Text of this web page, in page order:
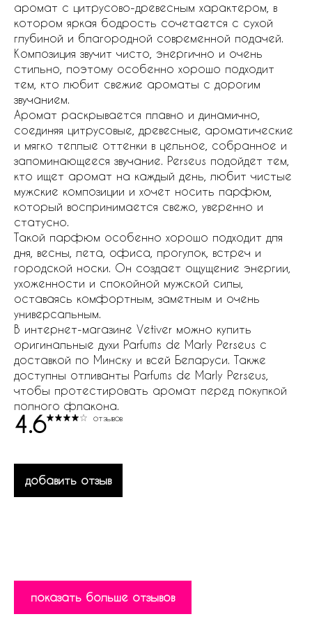
аромат с цитрусово-древесным характером, в
котором яркая бодрость сочетается с сухой
глубиной и благородной современной подачей.
Композиция звучит чисто, энергично и очень
стильно, поэтому особенно хорошо подходит
тем, кто любит свежие ароматы с дорогим
звучанием.
Аромат раскрывается плавно и динамично,
соединяя цитрусовые, древесные, ароматические
и мягко теплые оттенки в цельное, собранное и
запоминающееся звучание. Perseus подойдет тем,
кто ищет аромат на каждый день, любит чистые
мужские композиции и хочет носить парфюм,
который воспринимается свежо, уверенно и
статусно.
Такой парфюм особенно хорошо подходит для
дня, весны, лета, офиса, прогулок, встреч и
городской носки. Он создает ощущение энергии,
ухоженности и спокойной мужской силы,
оставаясь комфортным, заметным и очень
универсальным.
В интернет-магазине Vetiver можно купить
оригинальные духи Parfums de Marly Perseus с
доставкой по Минску и всей Беларуси. Также
доступны отливанты Parfums de Marly Perseus,
чтобы протестировать аромат перед покупкой
полного флакона.
4.6 отзывов
добавить отзыв
показать больше отзывов